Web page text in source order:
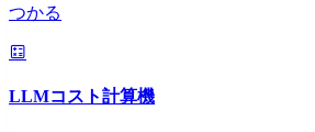
つかる
LLMコスト計算機